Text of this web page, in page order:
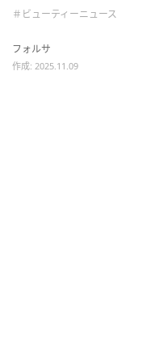
＃ビューティーニュース
フォルサ
作成: 2025.11.09